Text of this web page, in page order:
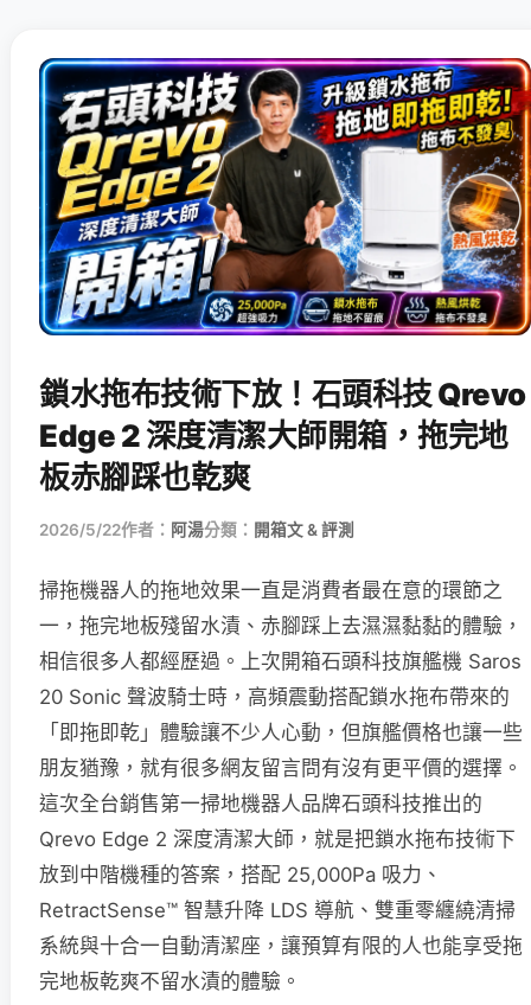
鎖水拖布技術下放！石頭科技 Qrevo
Edge 2 深度清潔大師開箱，拖完地
板赤腳踩也乾爽
2026/5/22作者： 阿湯分類： 開箱文 & 評測
掃拖機器人的拖地效果一直是消費者最在意的環節之
一，拖完地板殘留水漬、赤腳踩上去濕濕黏黏的體驗，
相信很多人都經歷過。上次開箱石頭科技旗艦機 Saros
20 Sonic 聲波騎士時，高頻震動搭配鎖水拖布帶來的
「即拖即乾」體驗讓不少人心動，但旗艦價格也讓一些
朋友猶豫，就有很多網友留言問有沒有更平價的選擇。
這次全台銷售第一掃地機器人品牌石頭科技推出的
Qrevo Edge 2 深度清潔大師，就是把鎖水拖布技術下
放到中階機種的答案，搭配 25,000Pa 吸力、
RetractSense™ 智慧升降 LDS 導航、雙重零纏繞清掃
系統與十合一自動清潔座，讓預算有限的人也能享受拖
完地板乾爽不留水漬的體驗。